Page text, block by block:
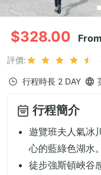
$328.00 From
評價:
行程時長 2 DAY
行程簡介
遊覽班夫人氣冰
心的藍綠色湖水。
徒步強斯頓峽谷